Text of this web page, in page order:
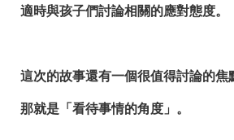
適時與孩子們討論相關的應對態度。
這次的故事還有一個很值得討論的焦
那就是「看待事情的角度」。